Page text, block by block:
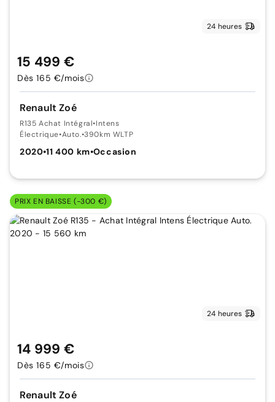
24 heures
Renault Zoé
R135 Achat Intégral•Intens
Électrique•Auto.•390km WLTP
2020•11 400 km•Occasion
15 499 €
Dès 165 €/mois
PRIX EN BAISSE (-300 €)
24 heures
Renault Zoé
14 999 €
Dès 165 €/mois